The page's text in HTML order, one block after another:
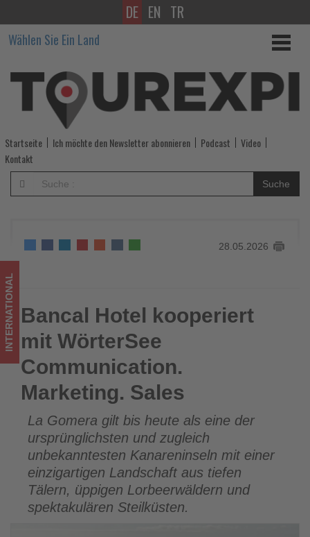
Bancal
Hotel
kooperiert
mit
WörterSee
Communication.
Marketing.
Wissen,
was
im
Tourismus
los
ist!
DE EN TR
Wählen Sie Ein Land
Startseite Ich möchte den Newsletter abonnieren Podcast
Video
Kontakt
Suche
28.05.2026
Bancal Hotel kooperiert mit WörterSee Communication.
Marketing. Sales
INTERNATIONAL Bancal Hotel kooperiert
mit WörterSee
Communication.
Marketing. Sales
La Gomera gilt bis heute als eine der
ursprünglichsten und zugleich
unbekanntesten Kanareninseln mit einer
einzigartigen Landschaft aus tiefen
Tälern, üppigen Lorbeerwäldern und
spektakulären Steilküsten.